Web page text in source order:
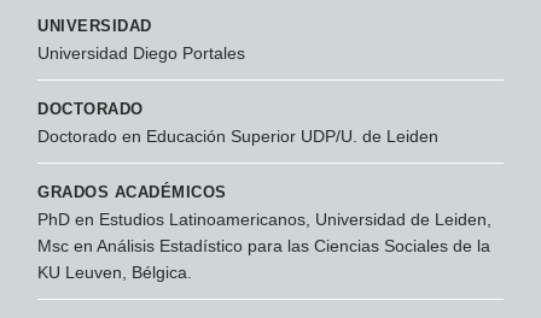
UNIVERSIDAD
Universidad Diego Portales
DOCTORADO
Doctorado en Educación Superior UDP/U. de Leiden
GRADOS ACADÉMICOS
PhD en Estudios Latinoamericanos, Universidad de Leiden,
Msc en Análisis Estadístico para las Ciencias Sociales de la
KU Leuven, Bélgica.